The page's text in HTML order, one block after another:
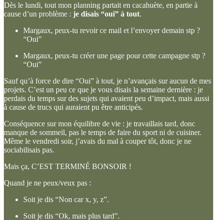
Dès le lundi, tout mon planning partait en cacahuète, en partie à
cause d’un problème : je disais “oui” à tout.
Margaux, peux-tu revoir ce mail et l’envoyer demain stp ?
“Oui”
Margaux, peux-tu créer une page pour cette campagne stp ?
“Oui”
Sauf qu’à force de dire “Oui” à tout, je n’avançais sur aucun de mes
projets. C’est un peu ce que je vous disais la semaine dernière : je
perdais du temps sur des sujets qui avaient peu d’impact, mais aussi
à cause de trucs qui auraient pu être anticipés.
Conséquence sur mon équilibre de vie : je travaillais tard, donc
manque de sommeil, pas le temps de faire du sport ni de cuisiner.
Même le vendredi soir, j’avais du mal à couper tôt, donc je ne
sociabilisais pas.
Mais ça, C’EST TERMINÉ BONSOIR !
Quand je ne peux/veux pas :
Soit je dis “Non car x, y, z”.
Soit je dis “Ok, mais plus tard”.